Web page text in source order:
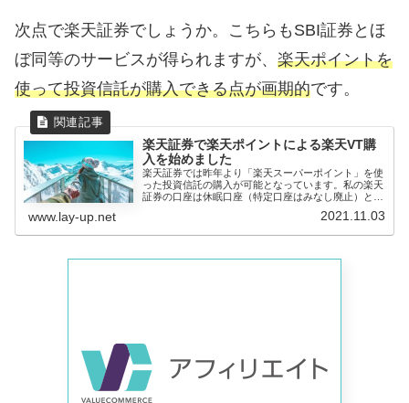
次点で楽天証券でしょうか。こちらもSBI証券とほ
ぼ同等のサービスが得られますが、 楽天ポイントを
使って投資信託が購入できる点が画期的です。
楽天証券で楽天ポイントによる楽天VT購
入を始めました
楽天証券では昨年より「楽天スーパーポイント」を使
った投資信託の購入が可能となっています。私の楽天
証券の口座は休眠口座（特定口座はみなし廃止）とな
www.lay-up.net 2021.11.03